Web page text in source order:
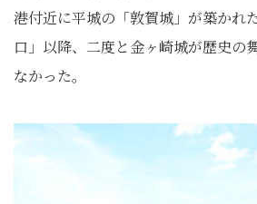
港付近に平城の「敦賀城」が築かれ
口」以降、二度と金ヶ崎城が歴史の
なかった。